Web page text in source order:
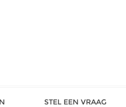
STEL EEN VRAAG